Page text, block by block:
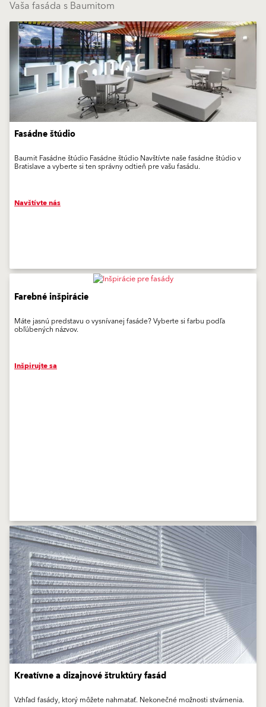
Vaša fasáda s Baumitom
Fasádne štúdio
Baumit Fasádne štúdio Fasádne štúdio Navštívte naše fasádne štúdio v
Bratislave a vyberte si ten správny odtieň pre vašu fasádu.
Navštívte nás
Farebné inšpirácie
Máte jasnú predstavu o vysnívanej fasáde? Vyberte si farbu podľa
obľúbených názvov.
Inšpirujte sa
Kreatívne a dizajnové štruktúry fasád
Vzhľad fasády, ktorý môžete nahmatať. Nekonečné možnosti stvárnenia.